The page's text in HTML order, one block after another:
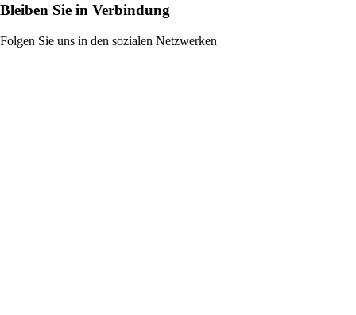
Bleiben Sie in Verbindung
Folgen Sie uns in den sozialen Netzwerken